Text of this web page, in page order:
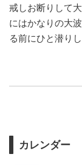
戒しお断りして
にはかなりの大
る前にひと潜り
カレンダー